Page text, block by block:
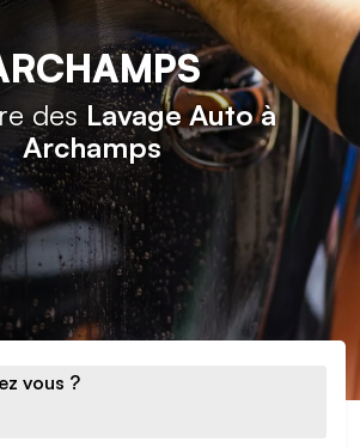
des Lavage Auto à
Archamps
vous ?